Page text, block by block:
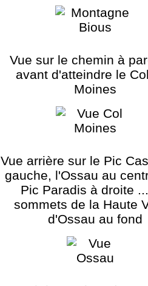
Vue sur le chemin à
avant d'atteindre le
Moines
Vue arrière sur le Pic
gauche, l'Ossau au
Pic Paradis à droite
sommets de la Haute
d'Ossau au fond